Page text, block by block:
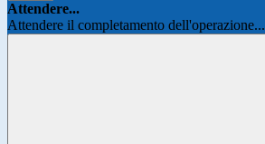
Attendere...
Attendere il completamento dell'operazione...